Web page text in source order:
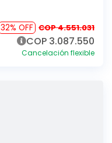
32% OFF COP 4.551.031
COP 3.087.550
Cancelación flexible